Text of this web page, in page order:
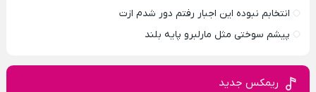
انتخابم نبوده این اجبار رفتم دور شدم ازت
پیشم سوختی مثل مارلبرو پایه بلند
ریمکس جدید